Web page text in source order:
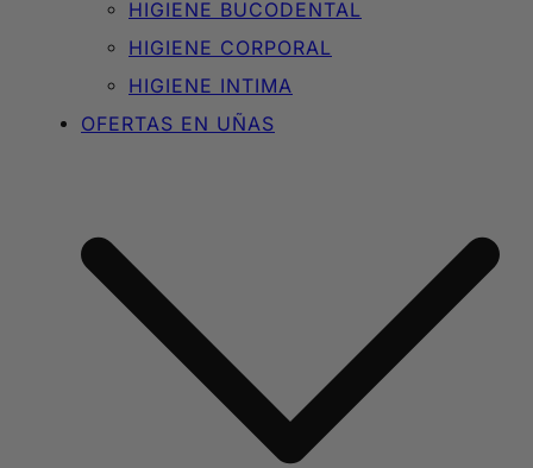
HIGIENE BUCODENTAL
HIGIENE CORPORAL
HIGIENE INTIMA
OFERTAS EN UÑAS